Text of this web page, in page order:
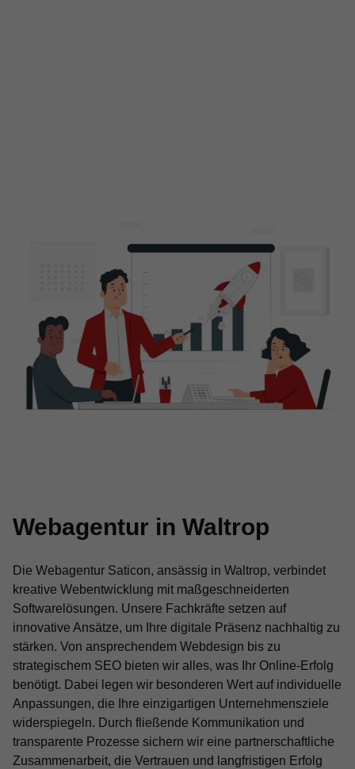
Webagentur in Waltrop
Die Webagentur Saticon, ansässig in Waltrop, verbindet
kreative Webentwicklung mit maßgeschneiderten
Softwarelösungen. Unsere Fachkräfte setzen auf
innovative Ansätze, um Ihre digitale Präsenz nachhaltig zu
stärken. Von ansprechendem Webdesign bis zu
strategischem SEO bieten wir alles, was Ihr Online-Erfolg
benötigt. Dabei legen wir besonderen Wert auf individuelle
Anpassungen, die Ihre einzigartigen Unternehmensziele
widerspiegeln. Durch fließende Kommunikation und
transparente Prozesse sichern wir eine partnerschaftliche
Zusammenarbeit, die Vertrauen und langfristigen Erfolg